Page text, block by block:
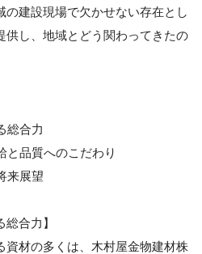
の建設現場で欠かせない存在とし
供し、地域とどう関わってきたの
総合力
と品質へのこだわり
来展望
合力】
資材の多くは、木村屋金物建材株